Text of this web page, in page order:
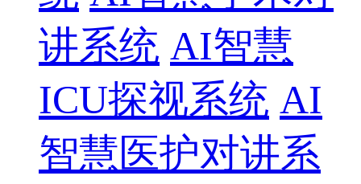
讲系统 AI智慧
ICU探视系统 AI
智慧医护对讲系